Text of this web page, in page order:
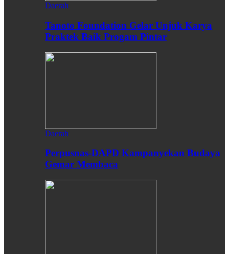
Daerah
Tanoto Foundation Gelar Unjuk Karya
Praktek Baik Progam Pintar
Daerah
Perpusnas-DAPD Kampanyekan Budaya
Gemar Membaca